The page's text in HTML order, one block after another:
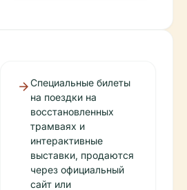
Специальные билеты
на поездки на
восстановленных
трамваях и
интерактивные
выставки, продаются
через официальный
сайт или